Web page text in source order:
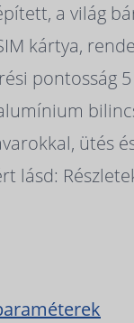
a világ
kártya,
pontosság 5
ütés
lásd: